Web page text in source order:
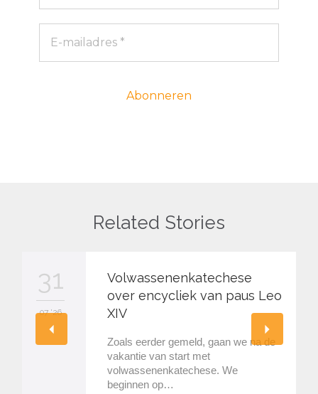
Related Stories
31
07 '26
Volwassenenkatechese
over encycliek van paus Leo
XIV
Zoals eerder gemeld, gaan we na de
vakantie van start met
volwassenenkatechese. We
beginnen op…